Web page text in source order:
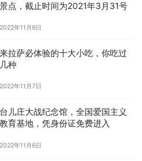
景点，截止时间为2021年3月31号
2022年11月6日
来拉萨必体验的十大小吃，你吃过
几种
2022年11月7日
台儿庄大战纪念馆，全国爱国主义
教育基地，凭身份证免费进入
2022年11月6日